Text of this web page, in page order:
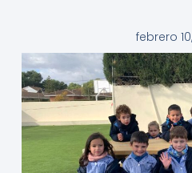
febrero